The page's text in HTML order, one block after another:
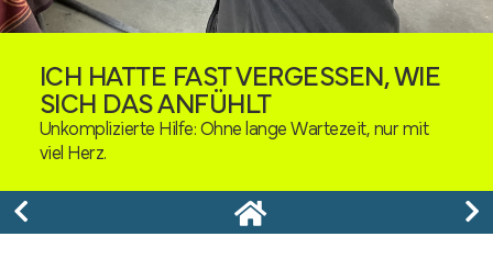
ICH HATTE FAST VERGESSEN, WIE
SICH DAS ANFÜHLT
Unkomplizierte Hilfe: Ohne lange Wartezeit, nur mit
viel Herz.